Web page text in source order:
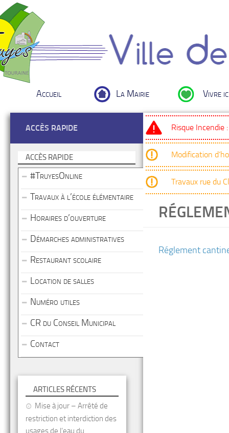
Accueil La Mairie Vivre
Risque Incendie
Modification
Travaux rue du
Réglement
ACCÈS RAPIDE
ACCÈS RAPIDE
#TruyesOnline
Travaux à l’école élémentaire
Horaires d’ouverture
Démarches administratives
Restaurant scolaire
Location de salles
Numéro utiles
CR du Conseil Municipal
Contact
ARTICLES RÉCENTS
Mise à jour – Arrêté de
restriction et interdiction des
usages de l’eau du